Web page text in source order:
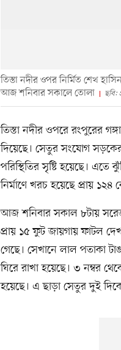
তিস্তা নদীর ওপর নির্মিত শেখ
আজ শনিবার সকালে তোলা
তিস্তা নদীর ওপরে রংপুরের
দিয়েছে। সেতুর সংযোগ
পরিস্থিতির সৃষ্টি হয়েছে।
নির্মাণে খরচ হয়েছে প্রায় ১২৪
আজ শনিবার সকাল ৮টায়
প্রায় ১৫ ফুট জায়গায় ফাটল
গেছে। সেখানে লাল পতাকা
ঘিরে রাখা হয়েছে। ৩ নম্বর
হয়েছে। এ ছাড়া সেতুর দুই